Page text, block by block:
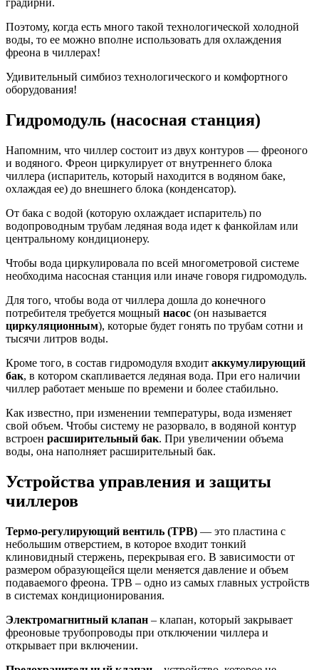
градирни.
Поэтому, когда есть много такой технологической холодной
воды, то ее можно вполне использовать для охлаждения
фреона в чиллерах!
Удивительный симбиоз технологического и комфортного
оборудования!
Гидромодуль (насосная станция)
Напомним, что чиллер состоит из двух контуров — фреоного
и водяного. Фреон циркулирует от внутреннего блока
чиллера (испаритель, который находится в водяном баке,
охлаждая ее) до внешнего блока (конденсатор).
От бака с водой (которую охлаждает испаритель) по
водопроводным трубам ледяная вода идет к фанкойлам или
центральному кондиционеру.
Чтобы вода циркулировала по всей многометровой системе
необходима насосная станция или иначе говоря гидромодуль.
Для того, чтобы вода от чиллера дошла до конечного
потребителя требуется мощный насос (он называется
циркуляционным), которые будет гонять по трубам сотни и
тысячи литров воды.
Кроме того, в состав гидромодуля входит аккумулирующий
бак, в котором скапливается ледяная вода. При его наличии
чиллер работает меньше по времени и более стабильно.
Как известно, при изменении температуры, вода изменяет
свой объем. Чтобы систему не разорвало, в водяной контур
встроен расширительный бак. При увеличении объема
воды, она наполняет расширительный бак.
Устройства управления и защиты
чиллеров
Термо-регулирующий вентиль (ТРВ) — это пластина с
небольшим отверстием, в которое входит тонкий
клиновидный стержень, перекрывая его. В зависимости от
размером образующейся щели меняется давление и объем
подаваемого фреона. ТРВ – одно из самых главных устройств
в системах кондиционирования.
Электромагнитный клапан – клапан, который закрывает
фреоновые трубопроводы при отключении чиллера и
открывает при включении.